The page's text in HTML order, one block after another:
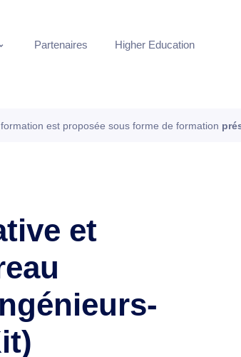
Partenaires Higher Education
est proposée sous forme de formation
et